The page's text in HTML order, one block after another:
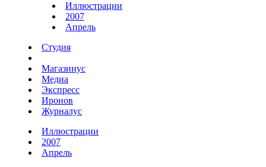
Иллюстрации
2007
Апрель
Студия
Магазинус
Медиа
Экспресс
Иронов
Журналус
Иллюстрации
2007
Апрель